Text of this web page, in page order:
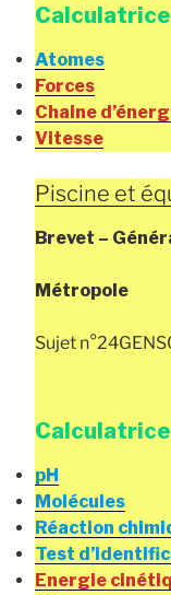
Atomes
Forces
Chaine
Vitesse
Piscine et
Brevet –
Métropole
Sujet
pH
Molécules
Réaction
Test
Energie